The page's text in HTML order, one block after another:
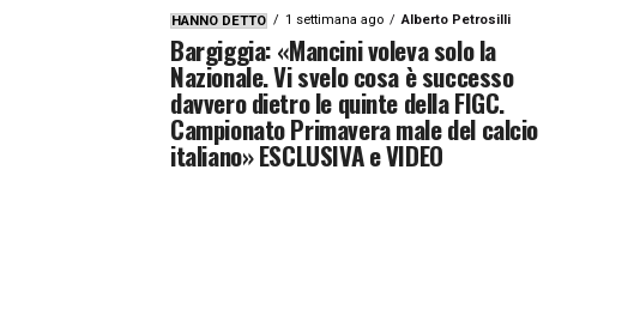
HANNO DETTO 1 settimana ago Alberto Petrosilli
Bargiggia: «Mancini voleva solo la
Nazionale. Vi svelo cosa è successo
davvero dietro le quinte della FIGC.
Campionato Primavera male del calcio
italiano» ESCLUSIVA e VIDEO